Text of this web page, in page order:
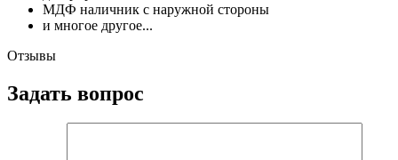
МДФ наличник с наружной стороны
и многое другое...
Отзывы
Задать вопрос